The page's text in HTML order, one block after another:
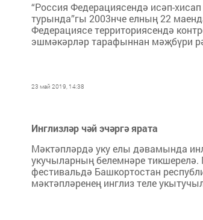
“Россия Федерациясендә исәп-
турында”гы 2003нче елның 22
Федерациясе территориясендә
эшмәкәрләр тарафыннан мәҗбүри
23 май 2019, 14:38
Инглизләр чәй эчәргә ярата
Мәктәпләрдә уку елы дәвамында
укучыларның белемнәре тикшерелә.
фестивальдә Башкортостан
мәктәпләренең инглиз теле